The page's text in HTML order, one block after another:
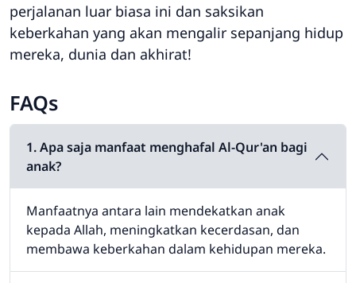
perjalanan luar biasa ini dan saksikan
keberkahan yang akan mengalir sepanjang hidup
mereka, dunia dan akhirat!
FAQs
1. Apa saja manfaat menghafal Al-Qur'an bagi
anak?
Manfaatnya antara lain mendekatkan anak
kepada Allah, meningkatkan kecerdasan, dan
membawa keberkahan dalam kehidupan mereka.